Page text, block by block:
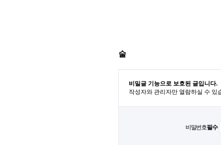
술
비밀글 기능으로 보호된 글입니다.
작성자와 관리자만 열람하실 수 있
비밀번호필수